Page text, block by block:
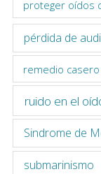
proteger oídos
pérdida de
remedio
ruido en el
Sindrome de
submarinismo